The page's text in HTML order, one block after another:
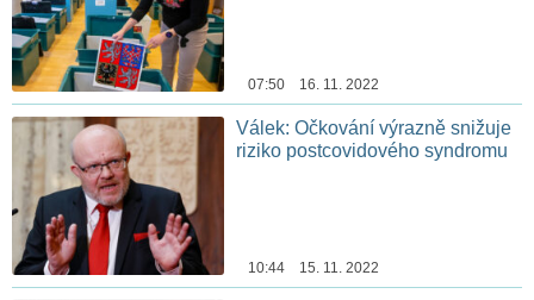
07:50 16. 11. 2022
Válek: Očkování výrazně snižuje
riziko postcovidového syndromu
10:44 15. 11. 2022